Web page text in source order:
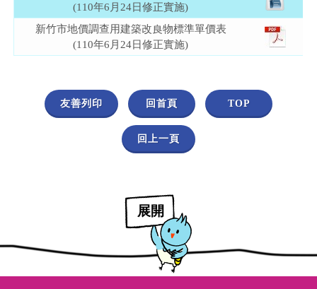
(110年6月24日修正實施)
新竹市地價調查用建築改良物標準單價表
(110年6月24日修正實施)
友善列印 回首頁 TOP
回上一頁
展開